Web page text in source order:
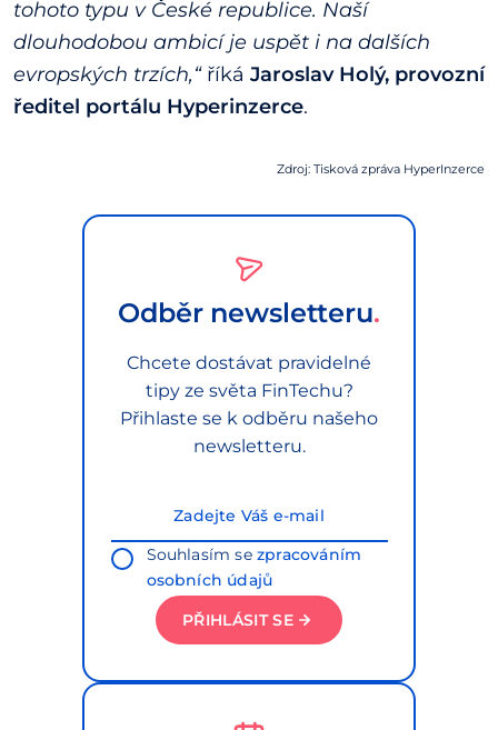
tohoto typu v České republice. Naší
dlouhodobou ambicí je uspět i na dalších
evropských trzích,“říká Jaroslav Holý, provozní
ředitel portálu Hyperinzerce.
Zdroj: Tisková zpráva HyperInzerce
Odběr newsletteru
Chcete dostávat pravidelné
tipy ze světa FinTechu?
Přihlaste se k odběru našeho
newsletteru.
Souhlasím sezpracováním
osobních údajů
PŘIHLÁSIT SE